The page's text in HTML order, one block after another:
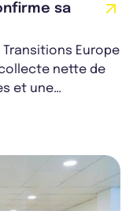
sa
Transitions Europe
nette de
et une